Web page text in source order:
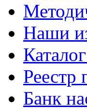
Наши
Реестр
Банк